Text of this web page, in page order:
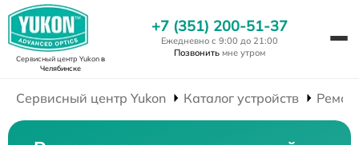
Сервисный центр Yukonв
Челябинске
+7 (351) 200-51-37
Ежедневно с 9:00 до 21:00
Позвонить мне утром
Сервисный центр Yukon Каталог устройств